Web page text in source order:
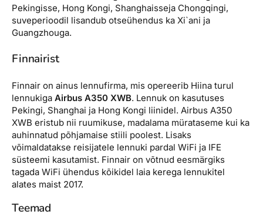
Pekingisse, Hong Kongi, Shanghaisseja Chongqingi,
suveperioodil lisandub otseühendus ka Xi`ani ja
Guangzhouga.
Finnairist
Finnair on ainus lennufirma, mis opereerib Hiina turul
lennukiga Airbus A350 XWB. Lennuk on kasutuses
Pekingi, Shanghai ja Hong Kongi liinidel. Airbus A350
XWB eristub nii ruumikuse, madalama mürataseme kui ka
auhinnatud põhjamaise stiili poolest. Lisaks
võimaldatakse reisijatele lennuki pardal WiFi ja IFE
süsteemi kasutamist. Finnair on võtnud eesmärgiks
tagada WiFi ühendus kõikidel laia kerega lennukitel
alates maist 2017.
Teemad